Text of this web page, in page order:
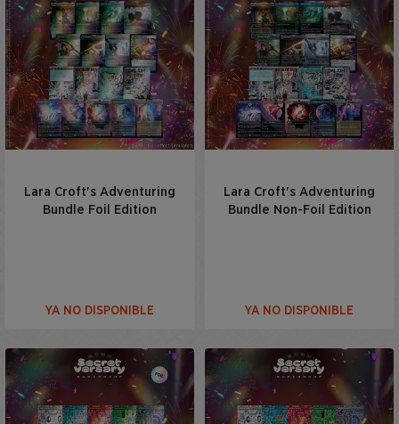
Lara Croft's Adventuring
Bundle Foil Edition
YA NO DISPONIBLE
Lara Croft's Adventuring
Bundle Non-Foil Edition
YA NO DISPONIBLE